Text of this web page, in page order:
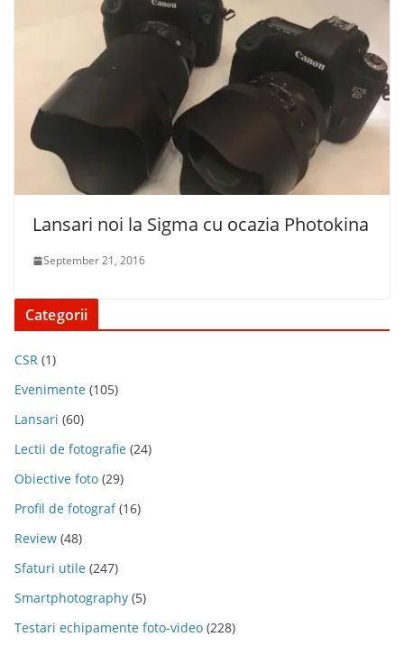
Lansari noi la Sigma cu ocazia Photokina
September 21, 2016
Categorii
CSR (1)
Evenimente (105)
Lansari (60)
Lectii de fotografie (24)
Obiective foto (29)
Profil de fotograf(16)
Review (48)
Sfaturi utile (247)
Smartphotography (5)
Testari echipamente foto-video (228)